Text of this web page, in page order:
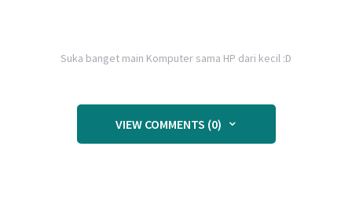
Suka banget main Komputer sama HP dari kecil :D
VIEW COMMENTS (0)